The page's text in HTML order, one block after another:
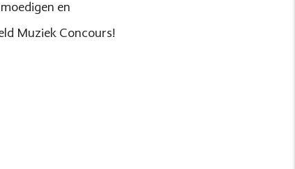
en
Muziek Concours!